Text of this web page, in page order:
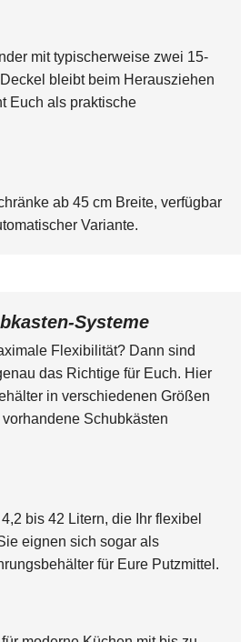
mit typischerweise zwei 15-
bleibt beim Herausziehen
Euch als praktische
ab 45 cm Breite, verfügbar
Variante.
Systeme
Flexibilität? Dann sind
das Richtige für Euch. Hier
in verschiedenen Größen
Schubkästen
bis 42 Litern, die Ihr flexibel
eignen sich sogar als
für Eure Putzmittel.